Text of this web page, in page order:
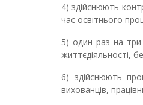
4) здійснюють
час освітнього
5) один раз на три
життєдіяльності,
6) здійснюють
вихованців,